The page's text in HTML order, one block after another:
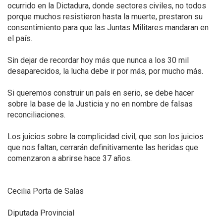
ocurrido en la Dictadura, donde sectores civiles, no todos
porque muchos resistieron hasta la muerte, prestaron su
consentimiento para que las Juntas Militares mandaran en
el país.
Sin dejar de recordar hoy más que nunca a los 30 mil
desaparecidos, la lucha debe ir por más, por mucho más.
Si queremos construir un país en serio, se debe hacer
sobre la base de la Justicia y no en nombre de falsas
reconciliaciones.
Los juicios sobre la complicidad civil, que son los juicios
que nos faltan, cerrarán definitivamente las heridas que
comenzaron a abrirse hace 37 años.
Cecilia Porta de Salas
Diputada Provincial